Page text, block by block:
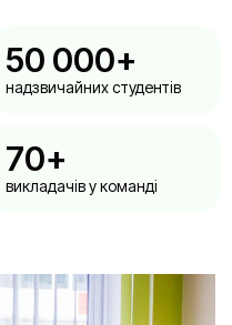
надзвичайних студентів
50 000+
викладачів у команді
70+